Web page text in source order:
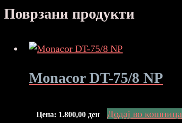
Поврзани продукти
Monacor DT-75/8 NP
Цена: 1.800,00 ден Додај во кошница